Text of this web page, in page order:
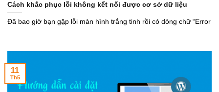
Cách khắc phục lỗi không kết nối được cơ sở dữ liệu
Đã bao giờ bạn gặp lỗi màn hình trắng tinh rồi có dòng chữ “Error
11
Th5